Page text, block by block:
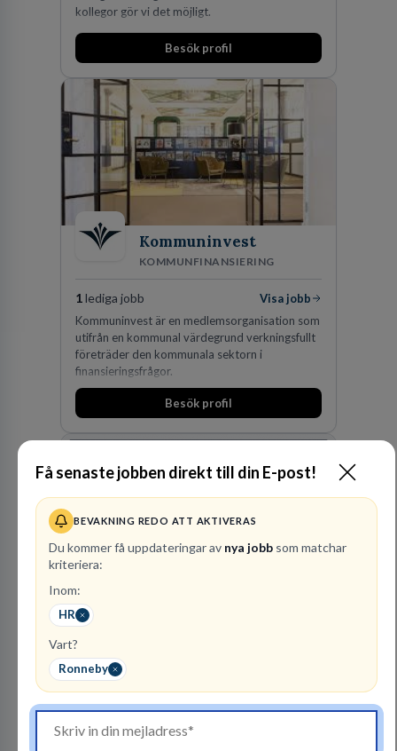
Få senaste jobben direkt till din E-post!
BEVAKNING REDO ATT AKTIVERAS
Du kommer få uppdateringar av nya jobb som matchar
kriteriera:
Inom:
HR
Vart?
Ronneby
kollegor gör vi det möjligt.
Besök profil
Kommuninvest
KOMMUNFINANSIERING
1lediga jobb
Visa jobb
Kommuninvest är en medlemsorganisation som
utifrån en kommunal värdegrund verkningsfullt
företräder den kommunala sektorn i
finansieringsfrågor.
Besök profil
1lediga jobb
DLA Piper är en av världens största
advokatbyråer med kontor i över 40 länder i
Amerika, Europa, Mellanöstern, Afrika, Asien